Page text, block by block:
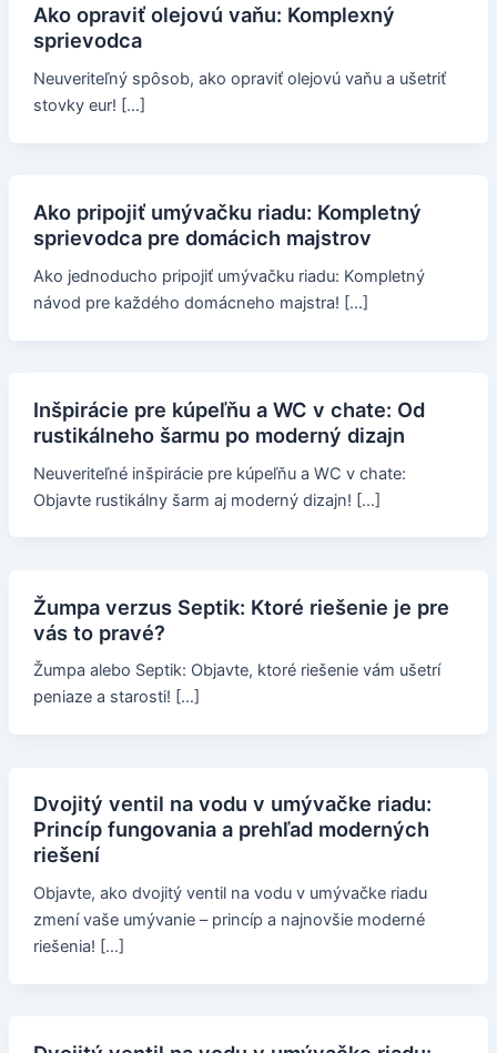
Ako opraviť olejovú vaňu: Komplexný
sprievodca
Neuveriteľný spôsob, ako opraviť olejovú vaňu a ušetriť
stovky eur! […]
Ako pripojiť umývačku riadu: Kompletný
sprievodca pre domácich majstrov
Ako jednoducho pripojiť umývačku riadu: Kompletný
návod pre každého domácneho majstra! […]
Inšpirácie pre kúpeľňu a WC v chate: Od
rustikálneho šarmu po moderný dizajn
Neuveriteľné inšpirácie pre kúpeľňu a WC v chate:
Objavte rustikálny šarm aj moderný dizajn! […]
Žumpa verzus Septik: Ktoré riešenie je pre
vás to pravé?
Žumpa alebo Septik: Objavte, ktoré riešenie vám ušetrí
peniaze a starosti! […]
Dvojitý ventil na vodu v umývačke riadu:
Princíp fungovania a prehľad moderných
riešení
Objavte, ako dvojitý ventil na vodu v umývačke riadu
zmení vaše umývanie – princíp a najnovšie moderné
riešenia! […]